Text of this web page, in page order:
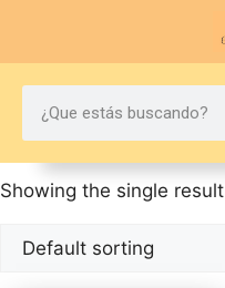
Showing the single result